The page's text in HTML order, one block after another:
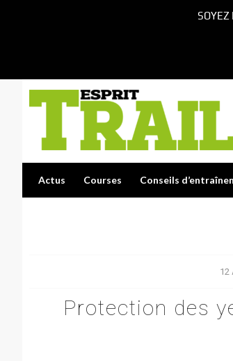
Actus Courses Conseils
12
Protection des
SOYEZ